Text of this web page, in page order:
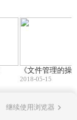
《文件管理的操
2018-05-15
继续使用浏览器